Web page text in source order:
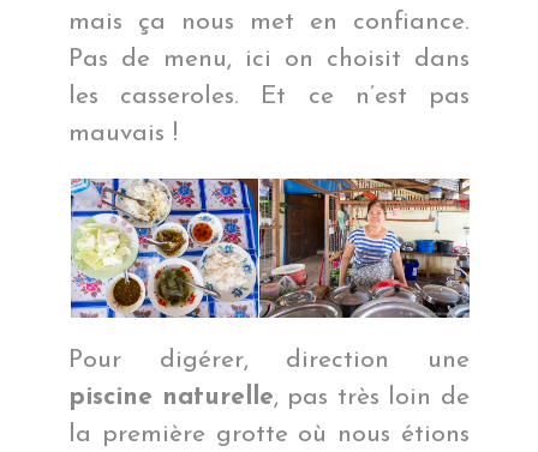
mais ça nous met en confiance.
Pas de menu, ici on choisit dans
les casseroles. Et ce n’est pas
mauvais !
Pour digérer, direction une
piscine naturelle, pas très loin de
la première grotte où nous étions